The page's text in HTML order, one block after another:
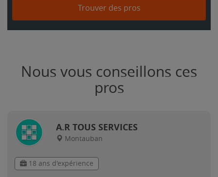
Trouver des pros
Nous vous conseillons ces
pros
A.R TOUS SERVICES
Montauban
18 ans d'expérience